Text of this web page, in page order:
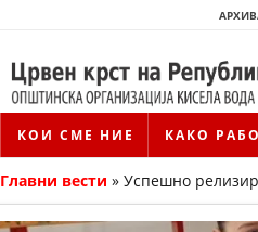
КОИ СМЕ НИЕ КАКО
Главни вести » Успешно